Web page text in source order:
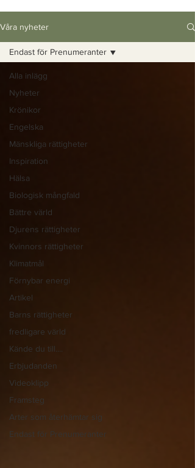
Våra nyheter
Alla inlägg
Nyheter
Krönikor
Engelska
Mänskliga rättigheter
Inspiration
Hälsa
Biologisk mångfald
Bättre värld
Djurens rättigheter
Kvinnors rättigheter
Klimatmål
Förnybar energi
Artikel
Barns rättigheter
fredligare värld
Kände du till....
Erbjudanden
Videoklipp
Framsteg
Arter som återhämtar sig
Endast för Prenumeranter
Endast för Prenumeranter